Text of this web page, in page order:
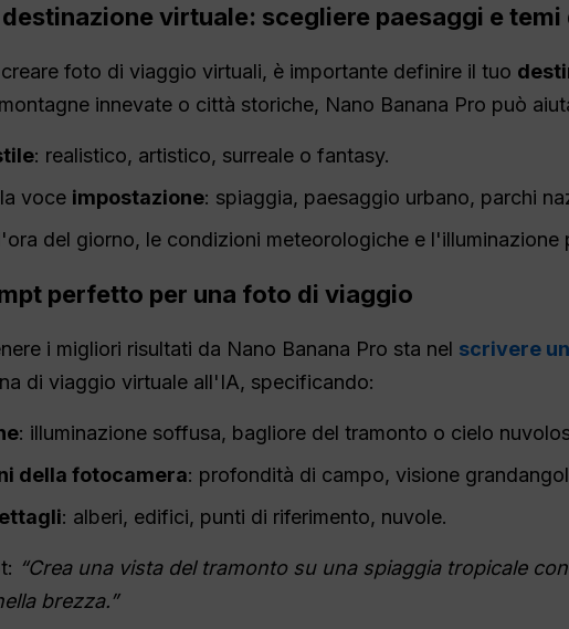
virtuale: scegliere paesaggi e
foto di viaggio virtuali, è importante definire il tuo
innevate o città storiche, Nano Banana Pro può
: realistico, artistico, surreale o fantasy.
voce impostazione: spiaggia, paesaggio urbano, parchi
del giorno, le condizioni meteorologiche e l'illuminazione
perfetto per una foto di viaggio
i migliori risultati da Nano Banana Pro sta nel scrivere
di viaggio virtuale all'IA, specificando:
: illuminazione soffusa, bagliore del tramonto o cielo
della fotocamera: profondità di campo, visione
: alberi, edifici, punti di riferimento, nuvole.
“Crea una vista del tramonto su una spiaggia tropicale
brezza.”